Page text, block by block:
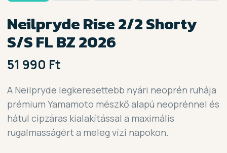
Neilpryde Rise 2/2 Shorty
S/S FL BZ 2026
51 990 Ft
A Neilpryde legkeresettebb nyári neoprén ruhája
prémium Yamamoto mészkő alapú neoprénnel és
hátul cipzáras kialakítással a maximális
rugalmasságért a meleg vízi napokon.